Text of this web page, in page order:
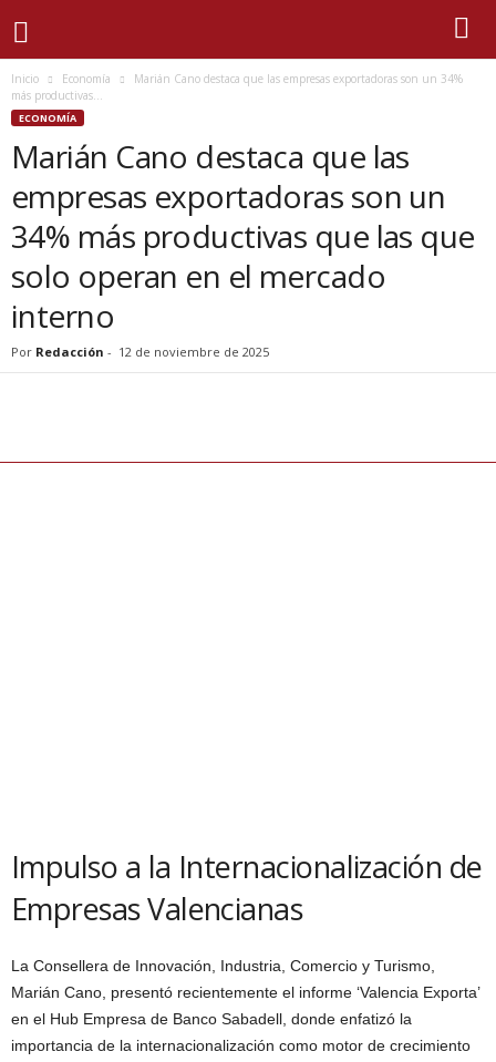
Inicio Economía
Marián Cano destaca que las empresas exportadoras son un 34%
más productivas...
ECONOMÍA
Marián Cano destaca que las
empresas exportadoras son un
34% más productivas que las que
solo operan en el mercado
interno
Por Redacción - 12 de noviembre de 2025
Impulso a la Internacionalización de
Empresas Valencianas
La Consellera de Innovación, Industria, Comercio y Turismo,
Marián Cano, presentó recientemente el informe ‘Valencia Exporta’
en el Hub Empresa de Banco Sabadell, donde enfatizó la
importancia de la internacionalización como motor de crecimiento